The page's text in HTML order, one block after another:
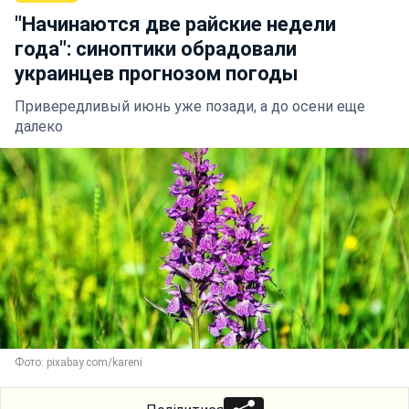
"Начинаются две райские недели
года": синоптики обрадовали
украинцев прогнозом погоды
Привередливый июнь уже позади, а до осени еще
далеко
Фото: pixabay.com/kareni